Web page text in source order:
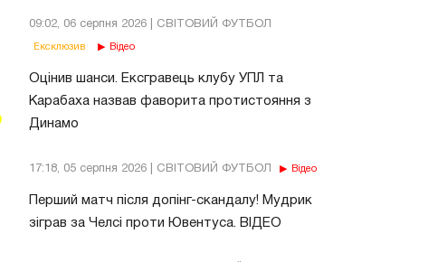
09:02, 06 серпня 2026 | СВІТОВИЙ ФУТБОЛ
Ексклюзив Відео
Оцінив шанси. Ексгравець клубу УПЛ та
Карабаха назвав фаворита протистояння з
Динамо
17:18, 05 серпня 2026 | СВІТОВИЙ ФУТБОЛ Відео
Перший матч після допінг-скандалу! Мудрик
зіграв за Челсі проти Ювентуса. ВІДЕО